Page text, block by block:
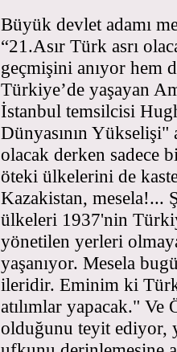
Büyük devlet adamı
“21.Asır Türk asrı
geçmişini anıyor hem
Türkiye’de yaşayan
İstanbul temsilcisi
Dünyasının Yükselişi"
olacak derken sadece
öteki ülkelerini de
Kazakistan, mesela!...
ülkeleri 1937'nin
yönetilen yerleri
yaşanıyor. Mesela
ileridir. Eminim ki
atılımlar yapacak." Ve
olduğunu teyit ediyor,